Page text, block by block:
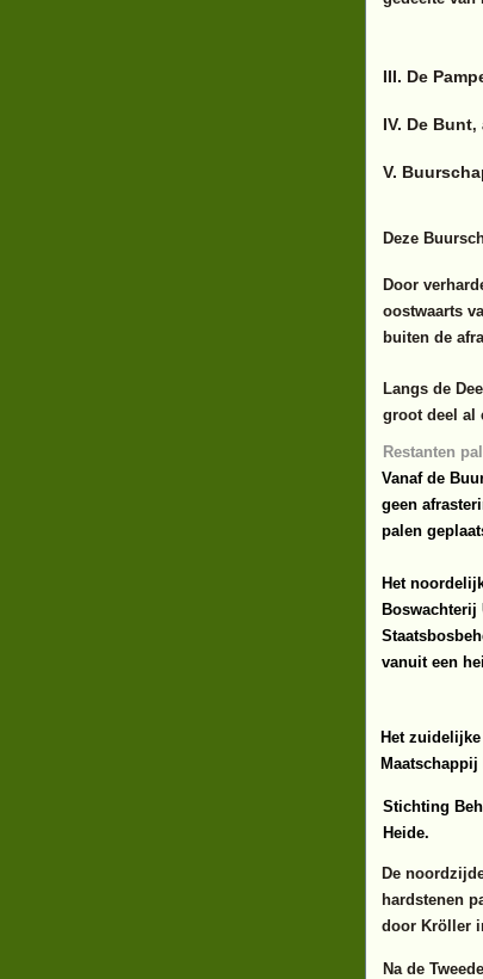
III. De
IV. De Bunt,
V.
Deze
Door
oostwaarts
buiten de
Langs de
groot deel al
Restanten
Vanaf de
geen
palen
Het
Boswachterij
vanuit een
Het
Stichting
Heide.
De
hardstenen
door Kröller
Na de